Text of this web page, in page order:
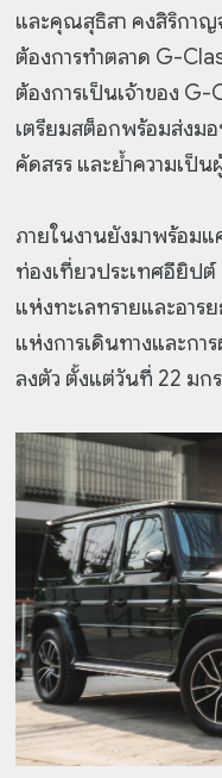
และคุณสุธิสา คงสิริกาญ
ต้องการทำตลาด G-
ต้องการเป็นเจ้าของ G-
เตรียมสต็อกพร้อมส่งมอ
คัดสรร และย้ำความเป็
ภายในงานยังมาพร้อม
ท่องเที่ยวประเทศอียิป
แห่งทะเลทรายและอา
แห่งการเดินทางและก
ลงตัว ตั้งแต่วันที่ 22 มก